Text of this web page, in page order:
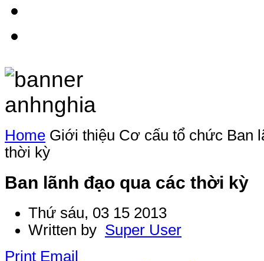
Home Giới thiệu Cơ cấu tổ chức Ban
thời kỳ
Ban lãnh đạo qua các thời kỳ
Thứ sáu, 03 15 2013
Written by Super User
Print Email